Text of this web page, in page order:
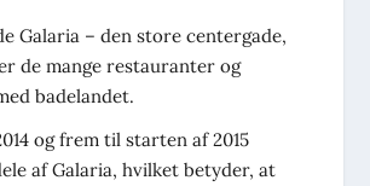
Galaria – den store centergade,
de mange restauranter og
badelandet.
og frem til starten af 2015
af Galaria, hvilket betyder, at